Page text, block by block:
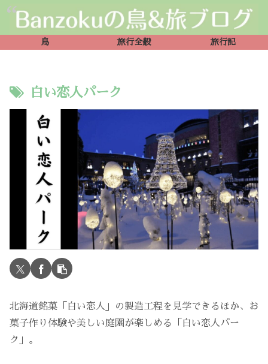
鳥 旅行全般 旅行記
白い恋人パーク
北海道銘菓「白い恋人」の製造工程を見学できるほか、お
菓子作り体験や美しい庭園が楽しめる「白い恋人パー
ク」。